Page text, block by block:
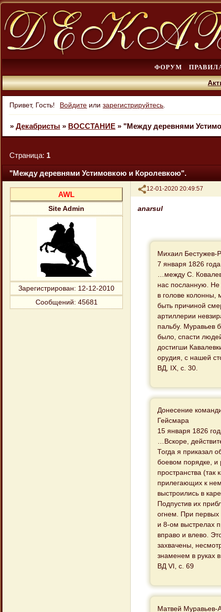
ФОРУМ
Привет, Гость! Войдите илизарегистрируйтесь
» Декабристы » ВОССТАНИЕ » "Между деревнями
"Между деревнями Устимовкою и Королевкою".
Страница: 1
Поделиться
12-01-2020 20:49:57
AWL
Site Admin
Зарегистрирован: 12-12-2010
Сообщений: 45681
anarsul
Михаил Бестужев-
7 января 1826 года
…между С.
нас посланную.
в голове колонны,
быть причиной
артиллерии
пальбу. Муравьев
было, спасти
достигши
орудия, с нашей
ВД, IX, с. 30.
Донесение
Гейсмара
15 января 1826
…Вскоре,
Тогда я приказал
боевом порядке, и
пространства (так
прилегающих к
выстроились в
Подпустив их
огнем. При первых
и 8-ом выстрелах
вправо и влево.
захвачены,
знаменем в руках
ВД VI, с. 69
Матвей Муравьев-